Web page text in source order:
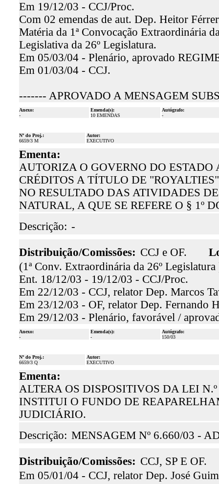
Em 19/12/03 - CCJ/Proc.
Com 02 emendas de aut. Dep. Heitor
Matéria da 1ª Convocação Extraordinária
Legislativa da 26º Legislatura.
Em 05/03/04 - Plenário, aprovado
Em 01/03/04 - CCJ.
------- APROVADO A MENSAGEM
Anexo:
-
Emenda(s):
10 EMENDAS
Autógrafo:
-
Nº do Proj.:
6659/3 M
Autor:
EXECUTIVO
Ementa:
AUTORIZA O GOVERNO DO
CRÉDITOS A TÍTULO DE
NO RESULTADO DAS ATIVIDADES
NATURAL, A QUE SE REFERE O § 1º
Descrição: -
Distribuição/Comissões: CCJ e OF.
(1ª Conv. Extraordinária da 26º Legislatura
Ent. 18/12/03 - 19/12/03 - CCJ/Proc.
Em 22/12/03 - CCJ, relator Dep. Marcos
Em 23/12/03 - OF, relator Dep. Fernando
Em 29/12/03 - Plenário, favorável /
Anexo:
-
Emenda(s):
-
Autógrafo:
150/03
Nº do Proj.:
6659/3 Q
Autor:
EXECUTIVO
Ementa:
ALTERA OS DISPOSITIVOS DA LEI
INSTITUI O FUNDO DE
JUDICIÁRIO.
Descrição: MENSAGEM Nº 6.660/03 -
Distribuição/Comissões: CCJ, SP E OF.
Em 05/01/04 - CCJ, relator Dep. José